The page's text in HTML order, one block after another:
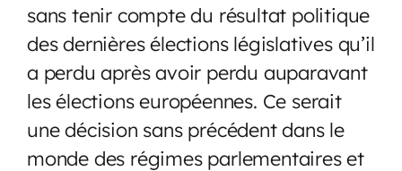
sans tenir compte du résultat politique
des dernières élections législatives qu’il
a perdu après avoir perdu auparavant
les élections européennes. Ce serait
une décision sans précédent dans le
monde des régimes parlementaires et